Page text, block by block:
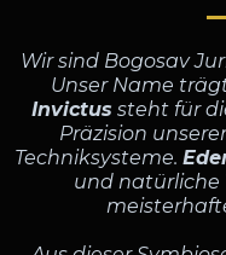
Wir sind Bogosav
Unser Name
Invictus steht für
Präzision
Techniksysteme.
und natürliche